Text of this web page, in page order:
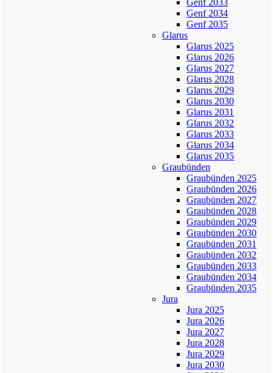
Genf 2033
Genf 2034
Genf 2035
Glarus
Glarus 2025
Glarus 2026
Glarus 2027
Glarus 2028
Glarus 2029
Glarus 2030
Glarus 2031
Glarus 2032
Glarus 2033
Glarus 2034
Glarus 2035
Graubünden
Graubünden 2025
Graubünden 2026
Graubünden 2027
Graubünden 2028
Graubünden 2029
Graubünden 2030
Graubünden 2031
Graubünden 2032
Graubünden 2033
Graubünden 2034
Graubünden 2035
Jura
Jura 2025
Jura 2026
Jura 2027
Jura 2028
Jura 2029
Jura 2030